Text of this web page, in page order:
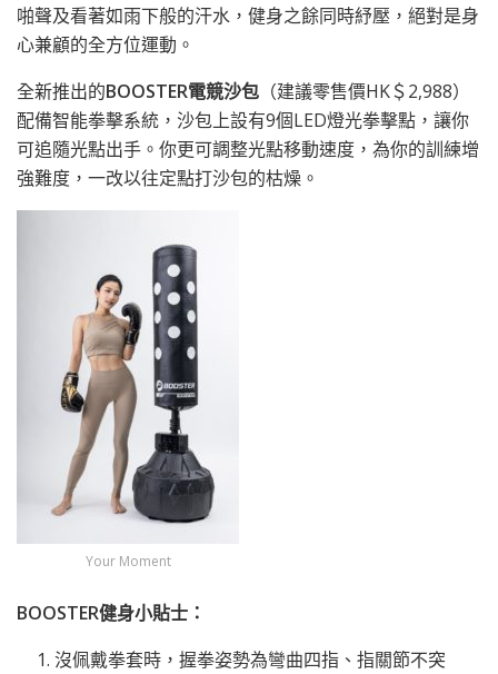
啪聲及看著如雨下般的汗水，健身之餘同時紓壓，絕對是身
心兼顧的全方位運動。
全新推出的BOOSTER電競沙包 （建議零售價HK＄2,988）
配備智能拳擊系統，沙包上設有9個LED燈光拳擊點，讓你
可追隨光點出手。你更可調整光點移動速度，為你的訓練增
強難度，一改以往定點打沙包的枯燥。
Your Moment
BOOSTER健身小貼士：
沒佩戴拳套時，握拳姿勢為彎曲四指、指關節不突